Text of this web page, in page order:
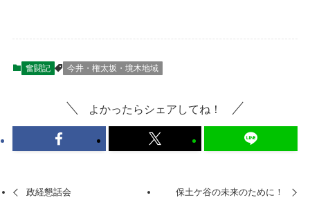
奮闘記 今井・権太坂・境木地域
よかったらシェアしてね！
政経懇話会 保土ケ谷の未来のために！